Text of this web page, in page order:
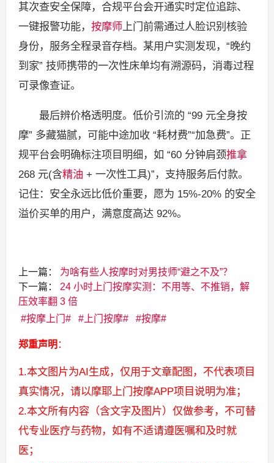
其次查安全保障，合规平台会开通实时定位追踪、
一键报警功能， 按摩师上门前需通过人脸识别核验
身份，服务全程录音存档。某用户实测发现，“晚约
到家” 技师携带的一次性床单均有溯源码，消毒过程
可录像查证。
最后辨价格透明度。低价引流的 “99 元全身按
摩” 多藏猫腻，可能中途加收 “耗材费”“加急费”。正
规平台会明确标注项目明细，如 “60 分钟肩颈推拿
268 元(含精油 + 一次性工具)”，支持服务后付款。
记住：安全永远比低价重要，愿为 15%-20% 的安全
溢价买单的用户，满意度高达 92%。
上一篇：
为啥有些人按摩时对男技师“避之不及”？
下一篇：
24 小时上门按摩实测：不用等、不推销，解
压效率翻 3 倍
按摩上门
上门按摩 按摩
郑重声明 ：
1.本文图片为AI生成，仅用于文章配图，不代表项目
真实情况，请以摩耶上门按摩APP项目说明为准；
2.本文所有内容（含文字及图片）仅做参考，不可替
代专业医疗与药物，如有不适请遵医嘱和及时就
医；